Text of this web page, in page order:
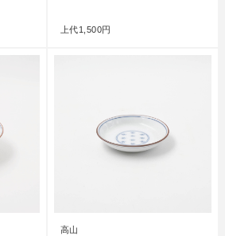
上代1,500円
高山